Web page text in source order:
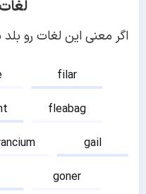
اگر معنی این لغات رو
filar
fleabag
gail
goner